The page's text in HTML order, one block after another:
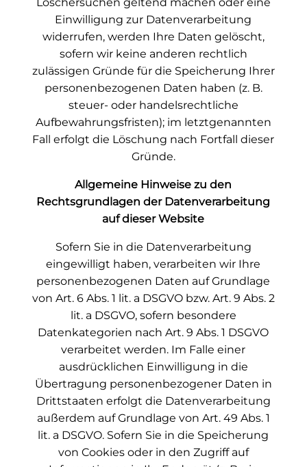
Einwilligung zur Datenverarbeitung
widerrufen, werden Ihre Daten gelöscht,
sofern wir keine anderen rechtlich
zulässigen Gründe für die Speicherung Ihrer
personenbezogenen Daten haben (z. B.
steuer- oder handelsrechtliche
Aufbewahrungsfristen); im letztgenannten
Fall erfolgt die Löschung nach Fortfall dieser
Gründe.
Allgemeine Hinweise zu den
Rechtsgrundlagen der Datenverarbeitung
auf dieser Website
Sofern Sie in die Datenverarbeitung
eingewilligt haben, verarbeiten wir Ihre
personenbezogenen Daten auf Grundlage
von Art. 6 Abs. 1 lit. a DSGVO bzw. Art. 9 Abs. 2
lit. a DSGVO, sofern besondere
Datenkategorien nach Art. 9 Abs. 1 DSGVO
verarbeitet werden. Im Falle einer
ausdrücklichen Einwilligung in die
Übertragung personenbezogener Daten in
Drittstaaten erfolgt die Datenverarbeitung
außerdem auf Grundlage von Art. 49 Abs. 1
lit. a DSGVO. Sofern Sie in die Speicherung
von Cookies oder in den Zugriff auf